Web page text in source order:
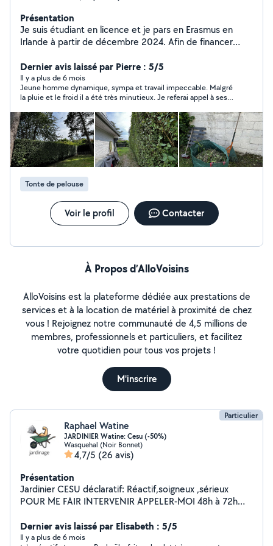
Présentation
Je suis étudiant en licence et je pars en Erasmus en
Irlande à partir de décembre 2024. Afin de financer
boulots. Je suis motivé, sérieux et polyvalent, avec déjà
une expérience dans plusieurs domaines et du matériel.
N'hésitez pas à me contacter si vous avez besoin d'aide
pour vos tâches quotidiennes ou pour tout autre
service.
Dernier avis laissé par Pierre : 5/5
Il y a plus de 6 mois
Jeune homme dynamique, sympa et travail impeccable. Malgré
la pluie et le froid il a été très minutieux. Je referai appel à ses
Tonte de pelouse
Voir le profil Contacter
À Propos d’AlloVoisins
AlloVoisins est la plateforme dédiée aux prestations de
services et à la location de matériel à proximité de chez
vous ! Rejoignez notre communauté de 4,5 millions de
membres, professionnels et particuliers, et facilitez
votre quotidien pour tous vos projets !
M'inscrire
Particulier
Raphael Watine
JARDINIER Watine: Cesu (-50%)
Wasquehal (Noir Bonnet)
4,7/5 (26 avis)
Présentation
Jardinier CESU déclaratif: Réactif,soigneux ,sérieux
POUR ME FAIR INTERVENIR APPELER-MOI 48h à 72h
wasquehal" vous trouverez des informations fiables et
pratiques pour utilisé le cesu et bénéficier de mon
Dernier avis laissé par Elisabeth : 5/5
Il y a plus de 6 mois